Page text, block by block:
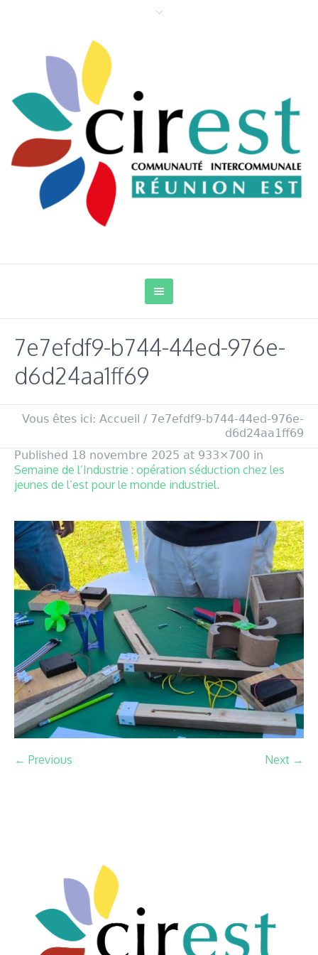
7e7efdf9-b744-44ed-976e-
d6d24aa1ff69
Vous êtes ici: Accueil / 7e7efdf9-b744-44ed-976e-
d6d24aa1ff69
Published 18 novembre 2025 at 933×700 in
Semaine de l’Industrie : opération séduction chez les
jeunes de l’est pour le monde industriel.
← Previous Next →